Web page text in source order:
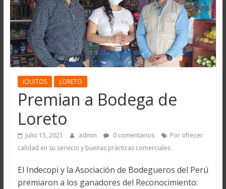
IQUITOS LORETO
Premian a Bodega de
Loreto
julio 15, 2021 admin 0 comentarios
Por ofrecer
calidad en su servicio y buenas prácticas comerciales
El Indecopi y la Asociación de Bodegueros del Perú
premiaron a los ganadores del Reconocimiento: